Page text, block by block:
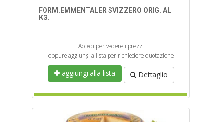
FORM.EMMENTALER SVIZZERO ORIG. AL
KG.
Accedi per vedere i prezzi
oppure aggiungi a lista per richiedere quotazione
aggiungi alla lista Dettaglio